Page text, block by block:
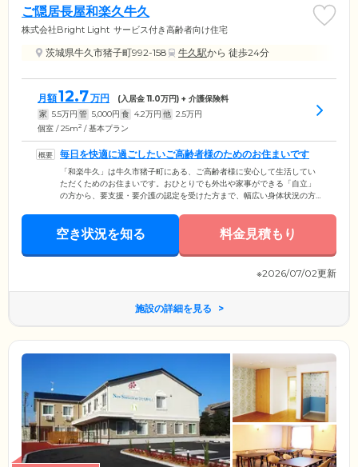
ご隠居長屋和楽久牛久
株式会社Bright Light サービス付き高齢者向け住宅
茨城県牛久市猪子町992-158 牛久駅から 徒歩24分
月額12.7万円 (入居金11.0万円) + 介護保険料
家 5.5万円 管 5,000円 食 4.2万円 他 2.5万円
個室 / 25m2 / 基本プラン
毎日を快適に過ごしたいご高齢者様のためのお住まいです
「和楽牛久」は牛久市猪子町にある、ご高齢者様に安心して生活してい
ただくためのお住まいです。おひとりでも外出や家事ができる「自立」
の方から、要支援・要介護の認定を受けた方まで、幅広い身体状況の方
ラッグストアがあり、毎日のお買い物にも便利な環境です。館内には介
護経験の豊富なスタッフが24時間常駐しており、みなさまの暮らしがよ
り快適になるようサポートいたします。毎日の安否確認からお買い物、
洗濯や掃除のお手伝い、生活相談などもおまかせください。
空き状況を知る 料金見積もり
※2026/07/02更新
施設の詳細を見る